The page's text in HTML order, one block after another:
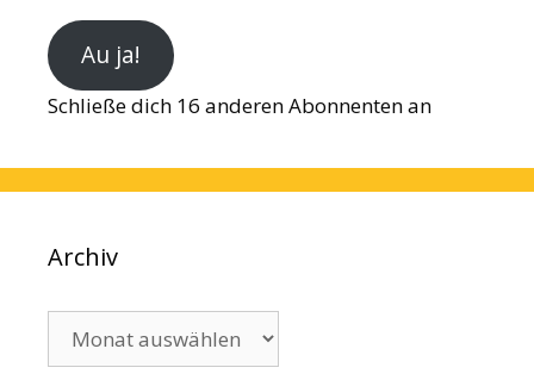
Au ja!
Schließe dich 16 anderen Abonnenten an
Archiv